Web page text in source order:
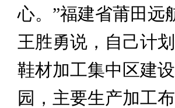
心。”福建省莆田远
王胜勇说，自己计
鞋材加工集中区建
园，主要生产加工